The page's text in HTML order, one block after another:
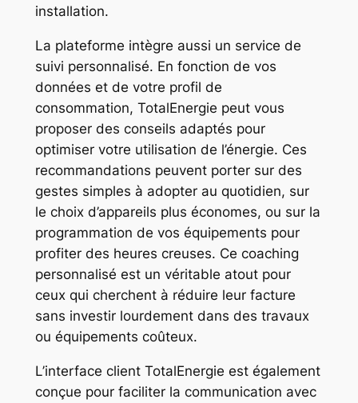
installation.
La plateforme intègre aussi un service de
suivi personnalisé. En fonction de vos
données et de votre profil de
consommation, TotalEnergie peut vous
proposer des conseils adaptés pour
optimiser votre utilisation de l’énergie. Ces
recommandations peuvent porter sur des
gestes simples à adopter au quotidien, sur
le choix d’appareils plus économes, ou sur la
programmation de vos équipements pour
profiter des heures creuses. Ce coaching
personnalisé est un véritable atout pour
ceux qui cherchent à réduire leur facture
sans investir lourdement dans des travaux
ou équipements coûteux.
L’interface client TotalEnergie est également
conçue pour faciliter la communication avec